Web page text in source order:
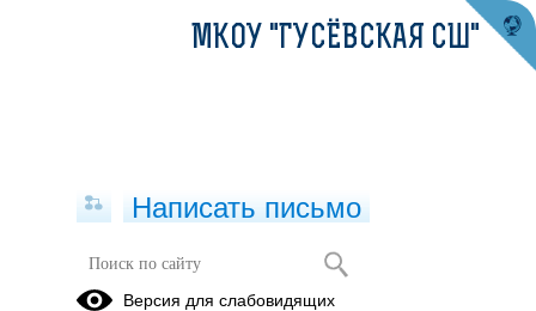
Достижения
МКОУ "ГУСЁВСКАЯ СШ"
Написать письмо
Версия для слабовидящих